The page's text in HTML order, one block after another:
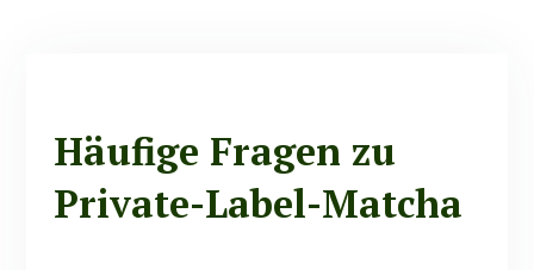
Häufige Fragen zu
Private-Label-Matcha